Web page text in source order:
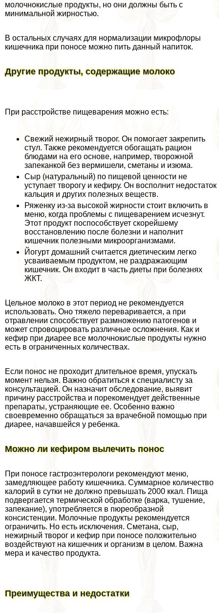
молочнокислые продукты, но они должны быть с
минимальной жирностью.
В остальных случаях для нормализации микрофлоры
кишечника при поносе можно пить данный напиток.
Другие продукты, содержащие молоко
При расстройстве пищеварения можно есть:
Свежий нежирный творог. Он помогает закрепить
стул. Также рекомендуется обогащать рацион
блюдами на его основе, например, творожной
запеканкой без вермишели, сметаны и изюма.
Сыр (натуральный) по пищевой ценности не
уступает творогу и кефиру. Он восполнит недостаток
кальция и других полезных веществ.
Ряженку из-за высокой жирности стоит включить в
меню, когда проблемы с пищеварением исчезнут.
Этот продукт поспособствует скорейшему
восстановлению после болезни и наполнит
кишечник полезными микроорганизмами.
Йогурт домашний считается диетическим легко
усваиваемым продуктом, не раздражающим
кишечник. Он входит в часть диеты при болезнях
ЖКТ.
Цельное молоко в этот период не рекомендуется
использовать. Оно тяжело переваривается, а при
отравлении способствует размножению патогенов и
может спровоцировать различные осложнения. Как и
кефир при диарее все молочнокислые продукты нужно
есть в ограниченных количествах.
Если понос не проходит длительное время, упускать
момент нельзя. Важно обратиться к специалисту за
консультацией. Он назначит обследование, выявит
причину расстройства и порекомендует действенные
препараты, устраняющие ее. Особенно важно
своевременно обращаться за врачебной помощью при
диарее, начавшейся у ребенка.
Можно ли кефиром вылечить понос
При поносе гастроэнтерологи рекомендуют меню,
замедляющее работу кишечника. Суммарное количество
калорий в сутки не должно превышать 2000 ккал. Пища
подвергается термической обработке (варка, тушение,
запекание), употрeбляется в пюреобразной
консистенции. Молочные продукты рекомендуется
ограничить. Но есть исключения. Сметана, сыр,
нежирный творог и кефир при поносе положительно
воздействуют на кишечник и организм в целом. Важна
мера и качество продукта.
Преимущества и недостатки